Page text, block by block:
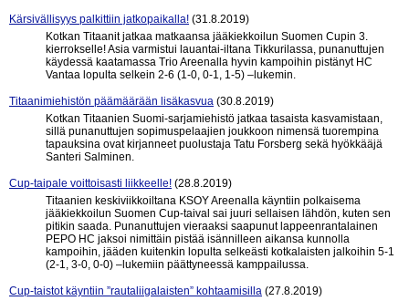
Kärsivällisyys palkittiin jatkopaikalla! (31.8.2019)
Kotkan Titaanit jatkaa matkaansa jääkiekkoilun Suomen Cupin 3.
kierrokselle! Asia varmistui lauantai-iltana Tikkurilassa, punanuttujen
käydessä kaatamassa Trio Areenalla hyvin kampoihin pistänyt HC
Vantaa lopulta selkein 2-6 (1-0, 0-1, 1-5) –lukemin.
Titaanimiehistön päämäärään lisäkasvua (30.8.2019)
Kotkan Titaanien Suomi-sarjamiehistö jatkaa tasaista kasvamistaan,
sillä punanuttujen sopimuspelaajien joukkoon nimensä tuorempina
tapauksina ovat kirjanneet puolustaja Tatu Forsberg sekä hyökkääjä
Santeri Salminen.
Cup-taipale voittoisasti liikkeelle! (28.8.2019)
Titaanien keskiviikkoiltana KSOY Areenalla käyntiin polkaisema
jääkiekkoilun Suomen Cup-taival sai juuri sellaisen lähdön, kuten sen
pitikin saada. Punanuttujen vieraaksi saapunut lappeenrantalainen
PEPO HC jaksoi nimittäin pistää isännilleen aikansa kunnolla
kampoihin, jääden kuitenkin lopulta selkeästi kotkalaisten jalkoihin 5-1
(2-1, 3-0, 0-0) –lukemiin päättyneessä kamppailussa.
Cup-taistot käyntiin ”rautaliigalaisten” kohtaamisilla (27.8.2019)